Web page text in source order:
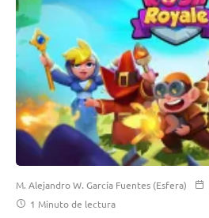
M. Alejandro W. García Fuentes (Esfera)
1 Minuto de lectura